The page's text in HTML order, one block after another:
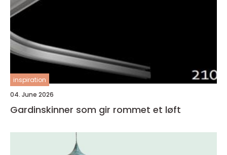
inspiration
04. June 2026
Gardinskinner som gir rommet et løft